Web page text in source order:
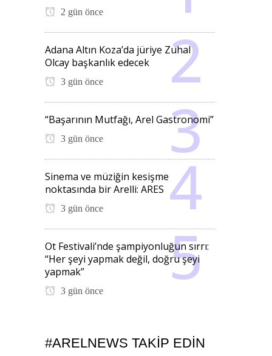
2 gün önce
Adana Altın Koza’da jüriye Zuhal
Olcay başkanlık edecek
3 gün önce
“Başarının Mutfağı, Arel Gastronomi”
3 gün önce
Sinema ve müziğin kesişme
noktasında bir Arelli: ARES
3 gün önce
Ot Festivali’nde şampiyonluğun sırrı:
“Her şeyi yapmak değil, doğru şeyi
yapmak”
3 gün önce
#ARELNEWS TAKIP EDIN